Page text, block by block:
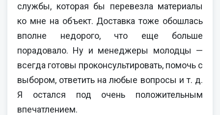
службы, которая бы перевезла материалы
ко мне на объект. Доставка тоже обошлась
вполне недорого, что еще больше
порадовало. Ну и менеджеры молодцы —
всегда готовы проконсультировать, помочь с
выбором, ответить на любые вопросы и т. д.
Я остался под очень положительным
впечатлением.